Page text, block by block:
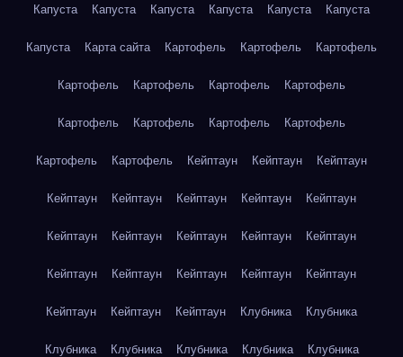
Капуста Капуста Капуста Капуста Капуста Капуста
Капуста Карта сайта Картофель Картофель Картофель
Картофель Картофель Картофель Картофель
Картофель Картофель Картофель Картофель
Картофель Картофель Кейптаун Кейптаун Кейптаун
Кейптаун Кейптаун Кейптаун Кейптаун Кейптаун
Кейптаун Кейптаун Кейптаун Кейптаун Кейптаун
Кейптаун Кейптаун Кейптаун Кейптаун Кейптаун
Кейптаун Кейптаун Кейптаун Клубника Клубника
Клубника Клубника Клубника Клубника Клубника